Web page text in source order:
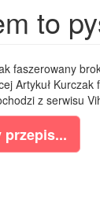
to
faszerowany
Artykuł Kurczak
z serwisu
przepis...